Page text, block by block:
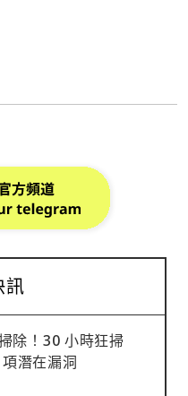
訊
除！30 小時狂掃
潛在漏洞